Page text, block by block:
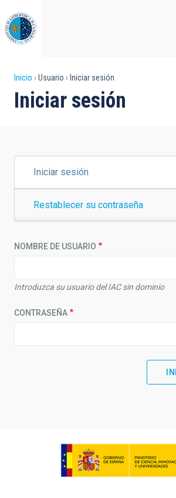
al
contenido
principal
Sobrescribir
enlaces
la
navegación
Inicio Usuario Iniciar sesión
Iniciar sesión
PRINCIPALES
Iniciar sesión
Restablecer su contraseña
NOMBRE DE USUARIO
Introduzca su usuario del IAC sin dominio
CONTRASEÑA